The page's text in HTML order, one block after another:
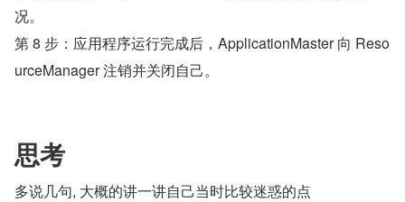
况。
第 8 步：应用程序运行完成后，ApplicationMaster 向 Reso
urceManager 注销并关闭自己。
思考
多说几句, 大概的讲一讲自己当时比较迷惑的点